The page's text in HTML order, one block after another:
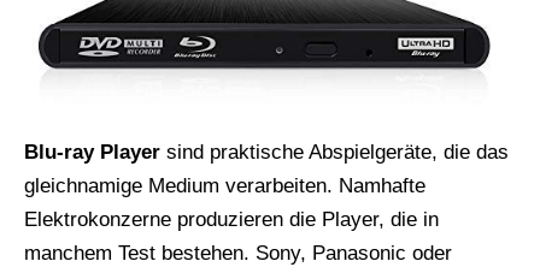
Blu-ray Player sind praktische Abspielgeräte, die das
gleichnamige Medium verarbeiten. Namhafte
Elektrokonzerne produzieren die Player, die in
manchem Test bestehen. Sony, Panasonic oder